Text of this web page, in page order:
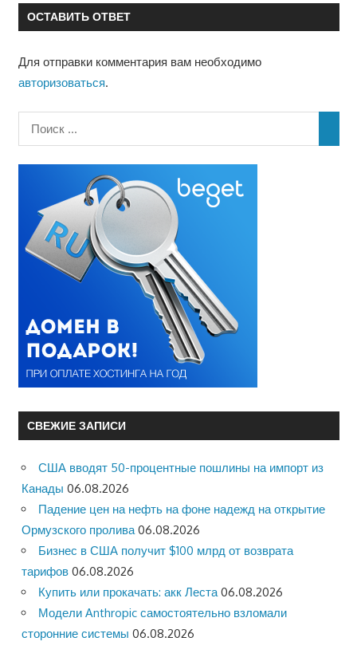
ОСТАВИТЬ ОТВЕТ
Для отправки комментария вам необходимо
авторизоваться.
СВЕЖИЕ ЗАПИСИ
США вводят 50-процентные пошлины на импорт из
Канады 06.08.2026
Падение цен на нефть на фоне надежд на открытие
Ормузского пролива 06.08.2026
Бизнес в США получит $100 млрд от возврата
тарифов 06.08.2026
Купить или прокачать: акк Леста 06.08.2026
Модели Anthropic самостоятельно взломали
сторонние системы 06.08.2026